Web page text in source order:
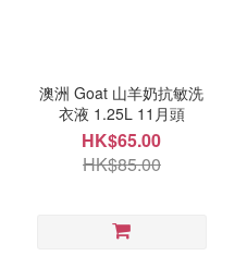
澳洲 Goat 山羊奶抗敏洗
衣液 1.25L 11月頭
HK$65.00
HK$85.00